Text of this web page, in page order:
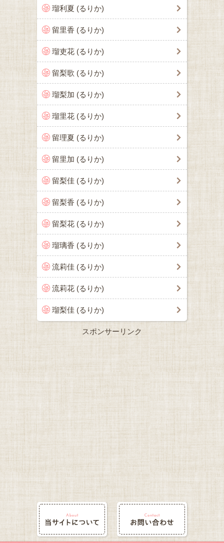
瑠利夏 (るりか)
留里香 (るりか)
瑠吏花 (るりか)
留梨歌 (るりか)
瑠梨加 (るりか)
瑠里花 (るりか)
留理夏 (るりか)
留里加 (るりか)
留梨佳 (るりか)
留梨香 (るりか)
留梨花 (るりか)
瑠璃香 (るりか)
流莉佳 (るりか)
流莉花 (るりか)
瑠梨佳 (るりか)
スポンサーリンク